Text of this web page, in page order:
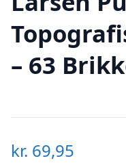
– 63
kr. 69,95